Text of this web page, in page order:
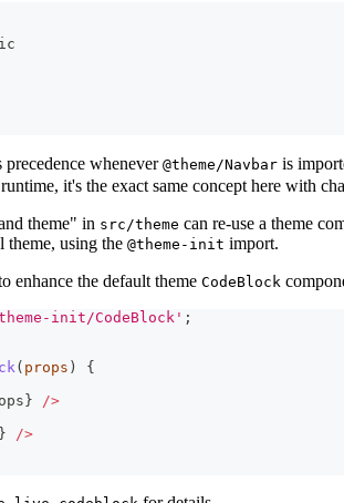
precedence whenever @theme/Navbar is
it's the exact same concept here with
theme" in src/theme can re-use a theme
using the @theme-init import.
enhance the default theme CodeBlock
init/CodeBlock' ;
( props )
{
} />
} />